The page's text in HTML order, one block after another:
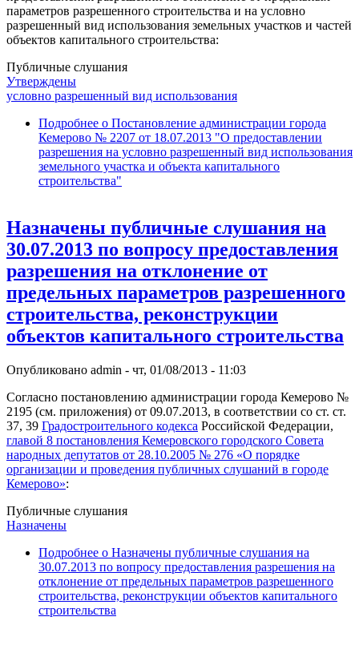
параметров разрешенного строительства и на условно
разрешенный вид использования земельных участков и частей
объектов капитального строительства:
Публичные слушания
Утверждены
условно разрешенный вид использования
Подробнее о Постановление администрации города
Кемерово № 2207 от 18.07.2013 "О предоставлении
разрешения на условно разрешенный вид использования
земельного участка и объекта капитального
строительства"
Назначены публичные слушания на
30.07.2013 по вопросу предоставления
разрешения на отклонение от
предельных параметров разрешенного
строительства, реконструкции
объектов капитального строительства
Опубликовано admin - чт, 01/08/2013 - 11:03
Согласно постановлению администрации города Кемерово №
2195 (см. приложения) от 09.07.2013, в соответствии со ст. ст.
37, 39 Градостроительного кодекса Российской Федерации,
главой 8 постановления Кемеровского городского Совета
народных депутатов от 28.10.2005 № 276 «О порядке
организации и проведения публичных слушаний в городе
Кемерово»:
Публичные слушания
Назначены
Подробнее о Назначены публичные слушания на
30.07.2013 по вопросу предоставления разрешения на
отклонение от предельных параметров разрешенного
строительства, реконструкции объектов капитального
строительства